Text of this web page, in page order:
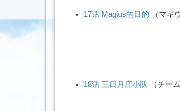
17话 Magius的目的 （マギ
18话 三日月庄小队 （チー